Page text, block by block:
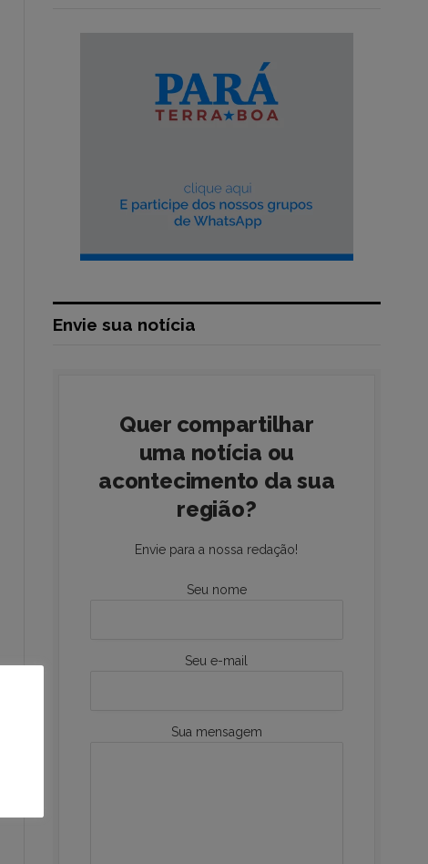
Envie sua notícia
Quer compartilhar
uma notícia ou
acontecimento da sua
região?
Envie para a nossa redação!
Seu nome
Seu e-mail
Sua mensagem